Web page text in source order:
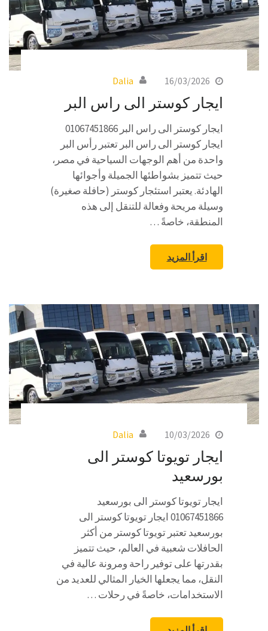
16/03/2026
Dalia
ايجار كوستر الى راس البر
ايجار كوستر الى راس البر 01067451866
ايجار كوستر الى راس البر تعتبر رأس البر
واحدة من أهم الوجهات السياحية في مصر،
حيث تتميز بشواطئها الجميلة وأجوائها
الهادئة. يعتبر استئجار كوستر (حافلة صغيرة)
وسيلة مريحة وفعالة للتنقل إلى هذه
المنطقة، خاصةً …
اقرأ المزيد
10/03/2026
Dalia
ايجار تويوتا كوستر الى
بورسعيد
ايجار تويوتا كوستر الى بورسعيد
01067451866 ايجار تويوتا كوستر الى
بورسعيد تعتبر تويوتا كوستر من أكثر
الحافلات شعبية في العالم، حيث تتميز
بقدرتها على توفير راحة ومرونة عالية في
النقل، مما يجعلها الخيار المثالي للعديد من
الاستخدامات، خاصةً في رحلات …